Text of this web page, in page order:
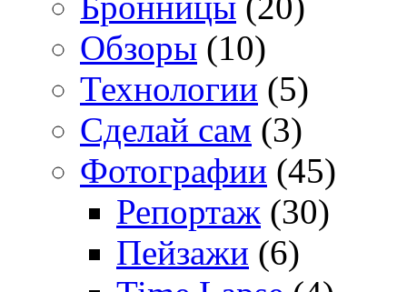
Обзоры (10)
Технологии (5)
Сделай сам (3)
Фотографии (45)
Репортаж (30)
Пейзажи (6)